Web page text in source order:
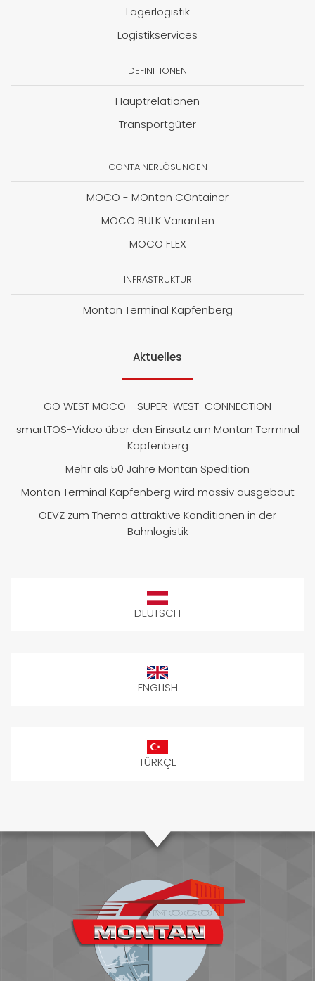
Lagerlogistik
Logistikservices
DEFINITIONEN
Hauptrelationen
Transportgüter
CONTAINERLÖSUNGEN
MOCO - MOntan COntainer
MOCO BULK Varianten
MOCO FLEX
INFRASTRUKTUR
Montan Terminal Kapfenberg
Aktuelles
GO WEST MOCO - SUPER-WEST-CONNECTION
smartTOS-Video über den Einsatz am Montan Terminal
Kapfenberg
Mehr als 50 Jahre Montan Spedition
Montan Terminal Kapfenberg wird massiv ausgebaut
OEVZ zum Thema attraktive Konditionen in der
Bahnlogistik
DEUTSCH
ENGLISH
TÜRKÇE